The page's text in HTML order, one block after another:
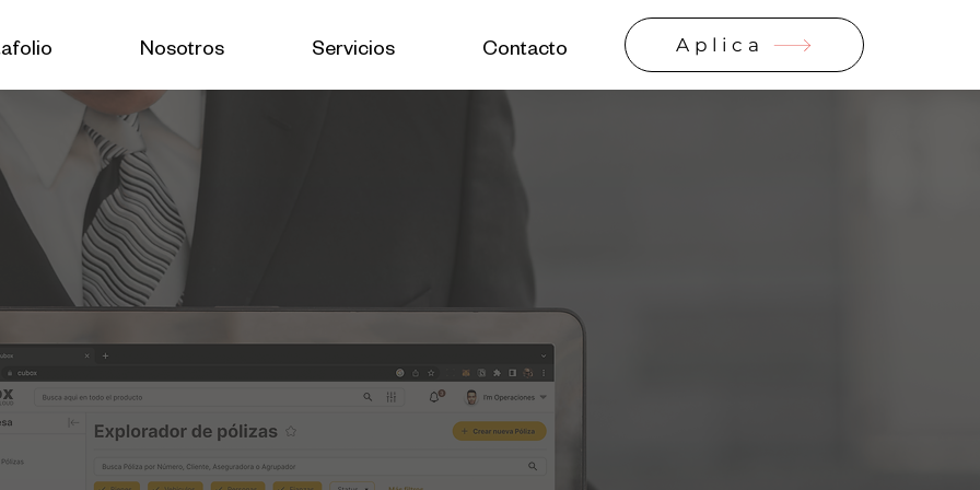
Nosotros Servicios Contacto Aplica